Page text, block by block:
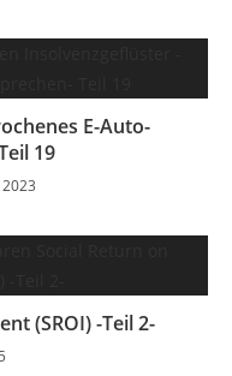
E-Auto-
19
(SROI) -Teil 2-